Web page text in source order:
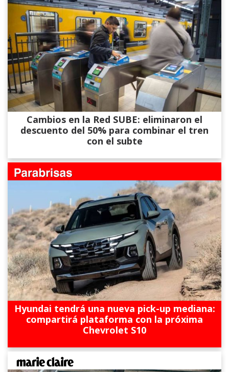
Cambios en la Red SUBE: eliminaron el
descuento del 50% para combinar el tren
con el subte
Hyundai tendrá una nueva pick-up mediana:
compartirá plataforma con la próxima
Chevrolet S10